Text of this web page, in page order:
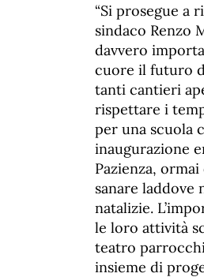
“Si prosegue a
sindaco Renzo
davvero
cuore il futuro
tanti cantieri
rispettare i
per una scuola
inaugurazione
Pazienza,
sanare laddove
natalizie.
le loro attività
teatro
insieme di